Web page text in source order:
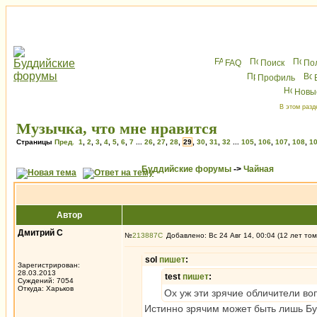
FAQ Поиск
Профиль
В этом
Музычка, что мне нравится
Страницы Пред. 1 2 3 4 5 6 7 26 27 28 29 30 31 32 105 106 107 108
Буддийские форумы -> Чайная
Автор
Дмитрий С
Зарегистрирован:
28.03.2013
Суждений: 7054
Откуда: Харьков
№213887 Добавлено: Вс 24 Авг 14, 00:04 (12 лет
sol пишет:
test пишет:
Ох уж эти зрячие обличители
Истинно зрячим может быть лишь